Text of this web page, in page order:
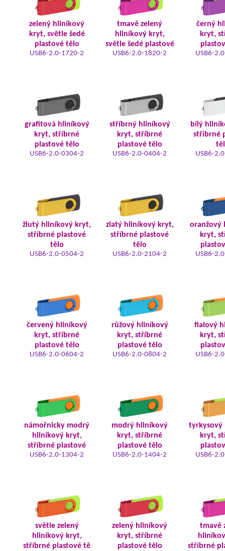
zelený hliníkový
kryt, světle šedé
plastové tělo
USB6-2.0-1720-2
tmavě zelený
hliníkový kryt,
světle šedé plastové
USB6-2.0-1820-2
černý
kryt,
USB6-
grafitová hliníkový
kryt, stříbrné
plastové tělo
USB6-2.0-0304-2
stříbrný hliníkový
kryt, stříbrné
plastové tělo
USB6-2.0-0404-2
bílý
stříbrné
USB6-
žlutý hliníkový kryt,
stříbrné plastové
tělo
USB6-2.0-0504-2
zlatý hliníkový kryt,
stříbrné plastové
tělo
USB6-2.0-2104-2
oranžový
kryt,
USB6-
červený hliníkový
kryt, stříbrné
plastové tělo
USB6-2.0-0604-2
růžový hliníkový
kryt, stříbrné
plastové tělo
USB6-2.0-0804-2
fialový
kryt,
USB6-
námořnicky modrý
hliníkový kryt,
stříbrné plastové
USB6-2.0-1304-2
modrý hliníkový
kryt, stříbrné
plastové tělo
USB6-2.0-1404-2
tyrkysový
kryt,
USB6-
světle zelený
hliníkový kryt,
stříbrné plastové tě
zelený hliníkový
kryt, stříbrné
plastové tělo
tmavě
stříbrné